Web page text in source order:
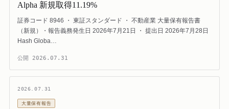
Alpha 新規取得11.19%
証券コード 8946 ・ 東証スタンダード ・ 不動産業 大量保有報告書
（新規）・報告義務発生日 2026年7月21日 ・ 提出日 2026年7月28日
Hash Globa…
公開 2026.07.31
2026.07.31
大量保有報告